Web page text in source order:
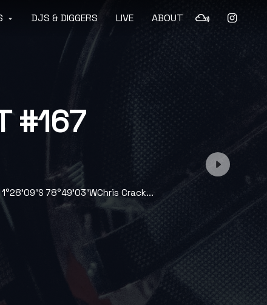
DJS & DIGGERS LIVE ABOUT
#167
78°49’03″WChris Crack...